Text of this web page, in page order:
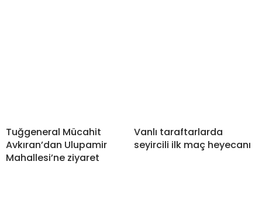
Tuğgeneral Mücahit
Avkıran’dan Ulupamir
Mahallesi’ne ziyaret
Vanlı taraftarlarda
seyircili ilk maç heyecanı